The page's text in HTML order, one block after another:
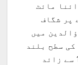
مائٹ
پر شگاف
میں
سطح بلند
ہو رہی ہے جبکہ پھالیہ کے 140 سے زائد